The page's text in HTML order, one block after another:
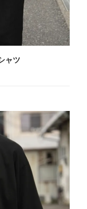
ャツ